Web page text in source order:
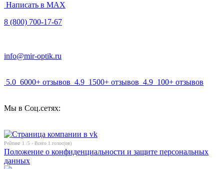
Написать в MAX
8 (800) 700-17-67
info@mir-optik.ru
5.0 6000+ отзывов 4.9 1500+ отзывов 4.9 100+ отзывов
Мы в Соц.сетях:
Рейтинг 1 /5 - Всего 1 голос(ов)
Положение о конфиденциальности и защите персональных
данных